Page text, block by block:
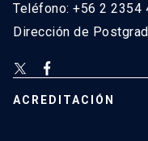
Teléfono: +56 2 2354
Dirección de
ACREDITACIÓN